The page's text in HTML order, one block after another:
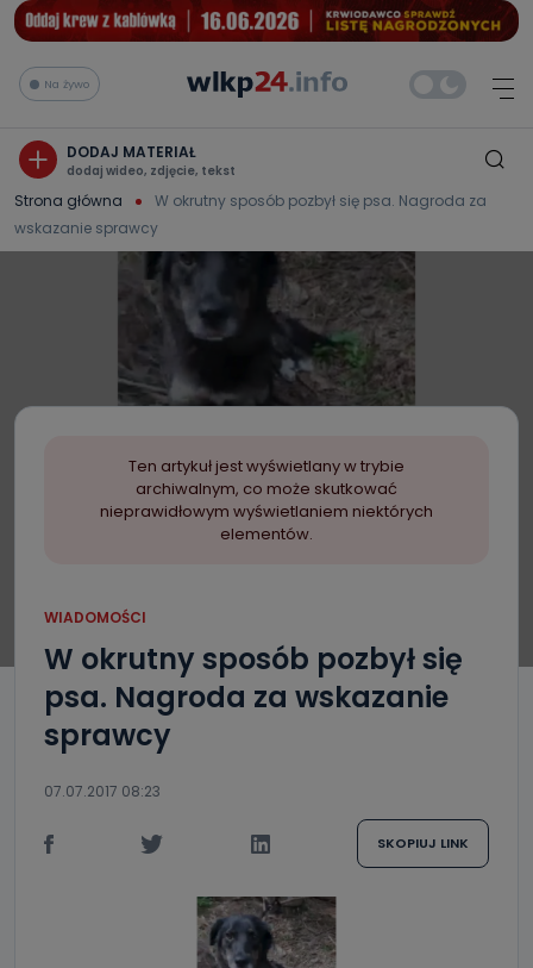
Na żywo
DODAJ MATERIAŁ
dodaj wideo, zdjęcie, tekst
Strona główna
W okrutny sposób pozbył się psa. Nagroda za
wskazanie sprawcy
Ten artykuł jest wyświetlany w trybie
archiwalnym, co może skutkować
nieprawidłowym wyświetlaniem niektórych
elementów.
WIADOMOŚCI
W okrutny sposób pozbył się
psa. Nagroda za wskazanie
sprawcy
07.07.2017 08:23
SKOPIUJ LINK